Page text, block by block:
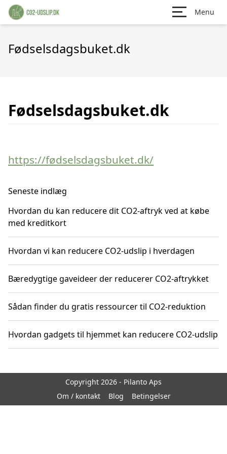
Menu
Fødselsdagsbuket.dk
Fødselsdagsbuket.dk
https://fødselsdagsbuket.dk/
Seneste indlæg
Hvordan du kan reducere dit CO2-aftryk ved at købe
med kreditkort
Hvordan vi kan reducere CO2-udslip i hverdagen
Bæredygtige gaveideer der reducerer CO2-aftrykket
Sådan finder du gratis ressourcer til CO2-reduktion
Hvordan gadgets til hjemmet kan reducere CO2-udslip
Copyright 2026 - Pilanto Aps
Om / kontakt
Blog Betingelser